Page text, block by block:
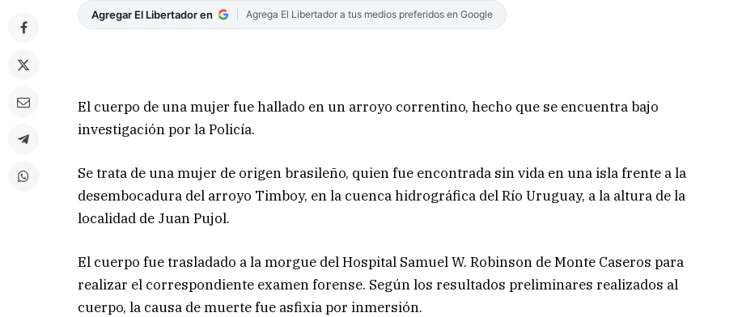
Agregar El Libertador en Agrega El Libertador a tus medios preferidos en Google
El cuerpo de una mujer fue hallado en un arroyo correntino, hecho que se encuentra bajo
investigación por la Policía.
Se trata de una mujer de origen brasileño, quien fue encontrada sin vida en una isla frente a la
desembocadura del arroyo Timboy, en la cuenca hidrográfica del Río Uruguay, a la altura de la
localidad de Juan Pujol.
El cuerpo fue trasladado a la morgue del Hospital Samuel W. Robinson de Monte Caseros para
realizar el correspondiente examen forense. Según los resultados preliminares realizados al
cuerpo, la causa de muerte fue asfixia por inmersión.